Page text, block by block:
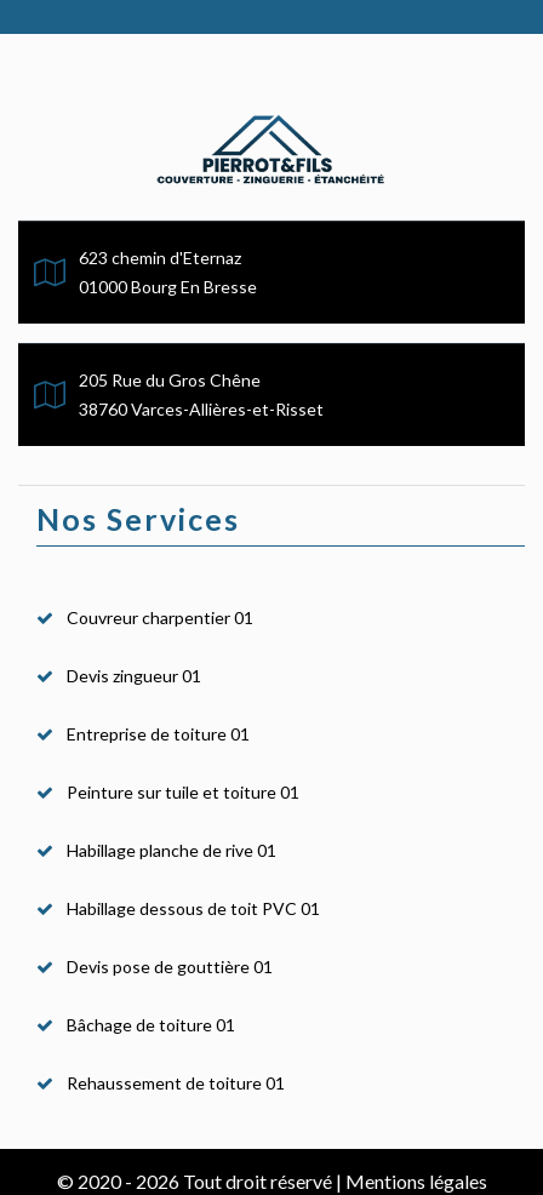
623 chemin d'Eternaz
01000 Bourg En Bresse
205 Rue du Gros Chêne
38760 Varces-Allières-et-Risset
Nos Services
Couvreur charpentier 01
Devis zingueur 01
Entreprise de toiture 01
Peinture sur tuile et toiture 01
Habillage planche de rive 01
Habillage dessous de toit PVC 01
Devis pose de gouttière 01
Bâchage de toiture 01
Rehaussement de toiture 01
© 2020 - 2026 Tout droit réservé | Mentions légales